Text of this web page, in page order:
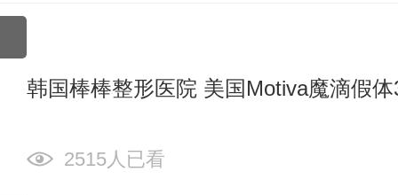
韩国棒棒整形医院 美国Motiva魔滴假
2515人已看